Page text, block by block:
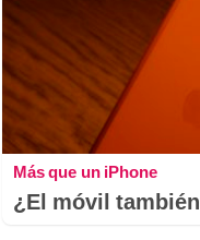
Más que un iPhone
¿El móvil